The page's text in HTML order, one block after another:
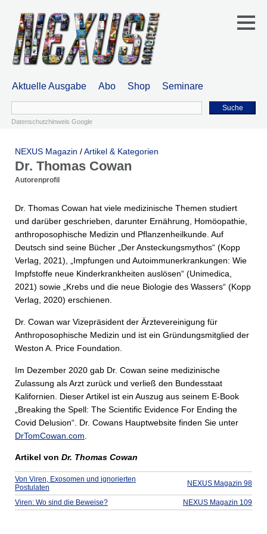
Aktuelle Ausgabe Abo Shop Seminare
Suche
Datenschutzhinweis Google
NEXUS Magazin /Artikel & Kategorien
Dr. Thomas Cowan
Autorenprofil
Dr. Thomas Cowan hat viele medizinische Themen studiert
und darüber geschrieben, darunter Ernährung, Homöopathie,
anthroposophische Medizin und Pflanzenheilkunde. Auf
Deutsch sind seine Bücher „Der Ansteckungsmythos“ (Kopp
Verlag, 2021), „Impfungen und Autoimmunerkrankungen: Wie
Impfstoffe neue Kinderkrankheiten auslösen“ (Unimedica,
2021) sowie „Krebs und die neue Biologie des Wassers“ (Kopp
Verlag, 2020) erschienen.
Dr. Cowan war Vizepräsident der Ärztevereinigung für
Anthroposophische Medizin und ist ein Gründungsmitglied der
Weston A. Price Foundation.
Im Dezember 2020 gab Dr. Cowan seine medizinische
Zulassung als Arzt zurück und verließ den Bundesstaat
Kalifornien. Dieser Artikel ist ein Auszug aus seinem E-Book
„Breaking the Spell: The Scientific Evidence For Ending the
Covid Delusion“. Dr. Cowans Hauptwebsite finden Sie unter
DrTomCowan.com
Artikel von Dr. Thomas Cowan
Von Viren, Exosomen und ignorierten
Postulaten
NEXUS Magazin 98
Viren: Wo sind die Beweise? NEXUS Magazin 109